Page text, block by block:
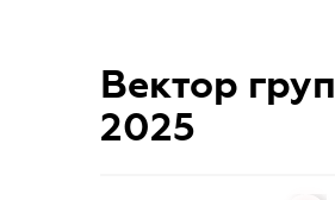
Вектор груп
2025